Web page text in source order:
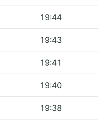
19:44
19:43
19:41
19:40
19:38